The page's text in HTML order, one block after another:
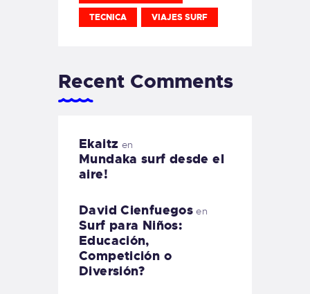
TECNICA VIAJES SURF
Recent Comments
Ekaitz en
Mundaka surf desde el
aire!
David Cienfuegos en
Surf para Niños:
Educación,
Competición o
Diversión?